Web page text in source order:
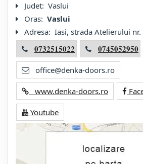
Judet: Vaslui
Oras: Vaslui
Adresa: Iasi, strada Atelierului
0732515022 0745052950
office@denka-doors.ro
www.denka-doors.ro
Youtube